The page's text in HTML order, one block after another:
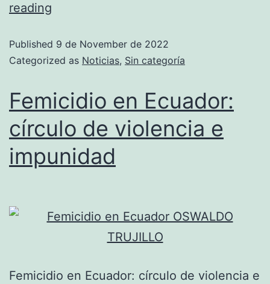
reading
Published 9 de November de 2022
Categorized as Noticias, Sin categoría
Femicidio en Ecuador:
círculo de violencia e
impunidad
Femicidio en Ecuador: círculo de violencia e